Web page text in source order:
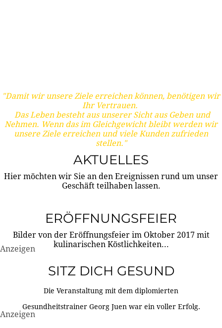
"Damit wir unsere Ziele erreichen können, benötigen wir
Ihr Vertrauen.
Das Leben besteht aus unserer Sicht aus Geben und
Nehmen. Wenn das im Gleichgewicht bleibt werden wir
unsere Ziele erreichen und viele Kunden zufrieden
stellen."
AKTUELLES
Hier möchten wir Sie an den Ereignissen rund um unser
Geschäft teilhaben lassen.
ERÖFFNUNGSFEIER
Bilder von der Eröffnungsfeier im Oktober 2017 mit
kulinarischen Köstlichkeiten...
Anzeigen
SITZ DICH GESUND
Die Veranstaltung mit dem diplomierten
Gesundheitstrainer Georg Juen war ein voller Erfolg.
Anzeigen